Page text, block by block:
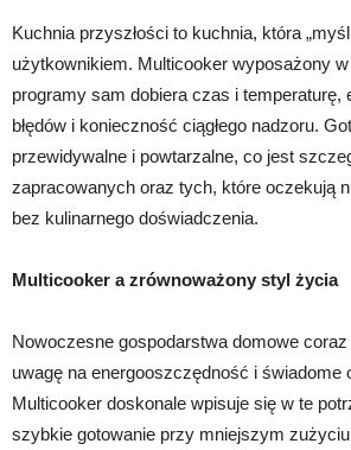
Kuchnia przyszłości to kuchnia, która
użytkownikiem. Multicooker wyposażony
programy sam dobiera czas i temperaturę,
błędów i konieczność ciągłego nadzoru.
przewidywalne i powtarzalne, co jest
zapracowanych oraz tych, które oczekują
bez kulinarnego doświadczenia.
Multicooker a zrównoważony styl życia
Nowoczesne gospodarstwa domowe
uwagę na energooszczędność i świadome
Multicooker doskonale wpisuje się w te
szybkie gotowanie przy mniejszym